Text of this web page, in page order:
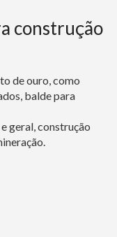
construção
de ouro, como
balde para
geral, construção